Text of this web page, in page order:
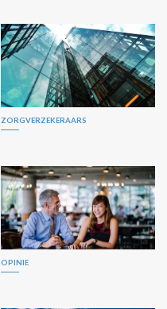
ZORGVERZEKERAARS
OPINIE